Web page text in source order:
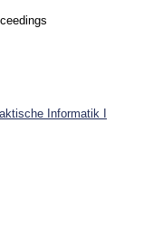
Informatik I